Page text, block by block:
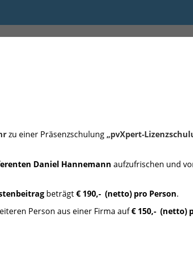
​​​zu einer Präsenzschulung „pvXpert-
Daniel Hannemann aufzufrischen und
beträgt€ 190,- (netto) pro Person.
Person aus einer Firma auf€ 150,- (netto)